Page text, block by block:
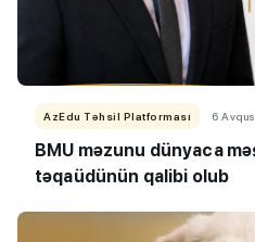
AzEdu Təhsil Platforması 6
BMU məzunu dünyaca
təqaüdünün qalibi olub